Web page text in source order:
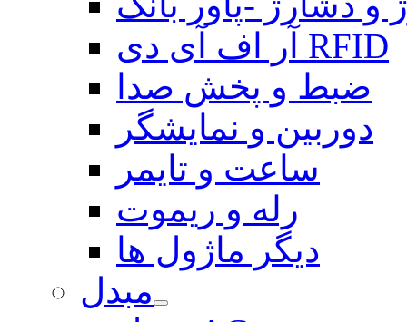
آر اف آی دی RFID
ضبط و پخش صدا
دوربین و نمایشگر
ساعت و تایمر
رله و ریموت
دیگر ماژول ها
مبدل